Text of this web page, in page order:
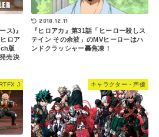
ス)』
ロア
版
売決
2018.12.11
『ヒロアカ』第31話「ヒーロー殺しス
テイン その余波」のMVヒーローはハ
ンドクラッシャー轟焦凍！
J キャラクター・声優